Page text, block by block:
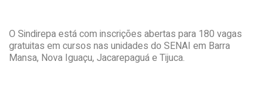
O Sindirepa está com inscrições abertas para 180 vagas
gratuitas em cursos nas unidades do SENAI em Barra
Mansa, Nova Iguaçu, Jacarepaguá e Tijuca.